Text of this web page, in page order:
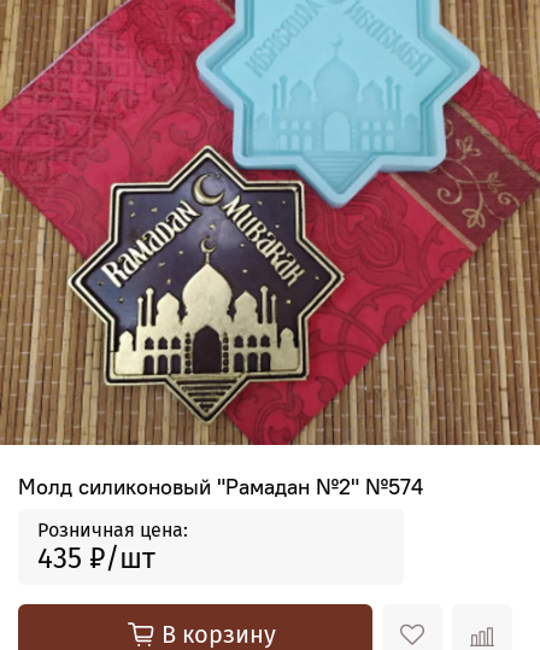
Молд силиконовый "Рамадан №2" №574
Розничная цена:
435 ₽
В корзину